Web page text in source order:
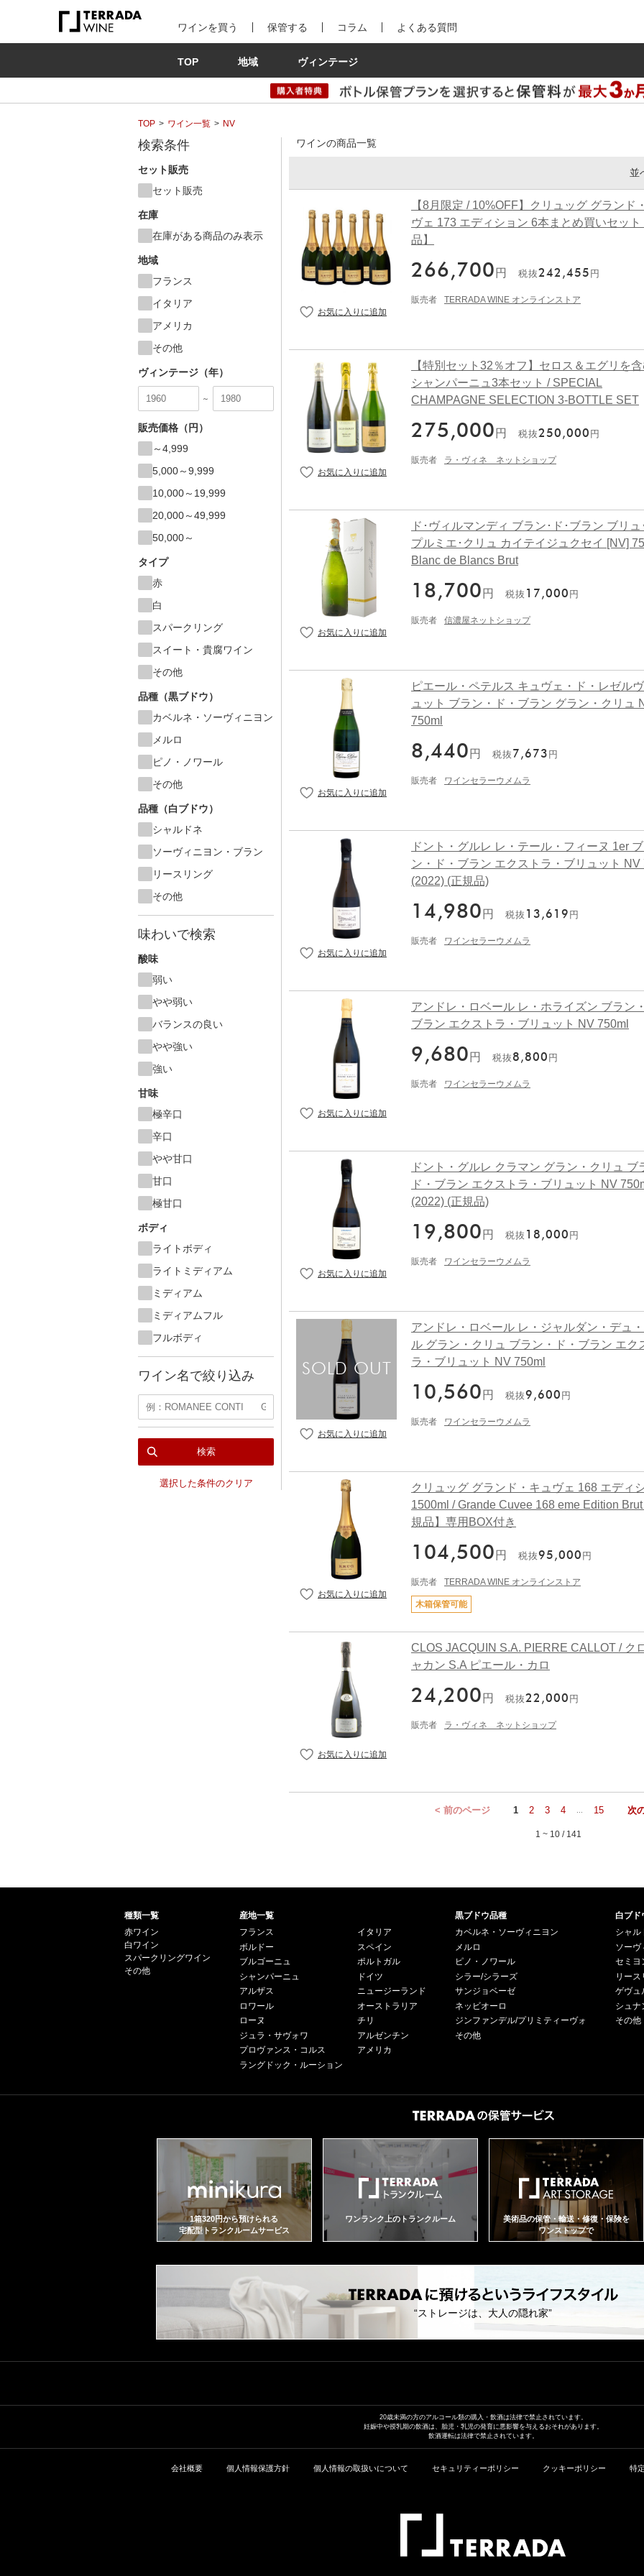
ワインを買う 保管する コラム よくある質問
TOP 地域 ヴィンテージ
TOP ワイン一覧 NV
検索条件
セット販売
セット販売
在庫
在庫がある商品のみ表示
地域
フランス
イタリア
アメリカ
その他
ヴィンテージ（年）
～
販売価格（円）
～4,999
5,000～9,999
10,000～19,999
20,000～49,999
50,000～
タイプ
赤
白
スパークリング
スイート・貴腐ワイン
その他
品種（黒ブドウ）
カベルネ・ソーヴィニヨン
メルロ
ピノ・ノワール
その他
品種（白ブドウ）
シャルドネ
ソーヴィニヨン・ブラン
リースリング
その他
味わいで検索
酸味
弱い
やや弱い
バランスの良い
やや強い
強い
甘味
極辛口
辛口
やや甘口
甘口
極甘口
ボディ
ライトボディ
ライトミディアム
ミディアム
ミディアムフル
フルボディ
ワイン名で絞り込み
検索
選択した条件のクリア
ワインの商品一覧
並
【8月限定 / 10%OFF】クリュッグ グランド
ヴェ 173 エディション 6本まとめ買いセット
品】
266,700 円 税抜242,455 円
販売者 TERRADA WINE オンラインストア
【特別セット32％オフ】セロス＆エグリを
シャンパーニュ3本セット / SPECIAL
CHAMPAGNE SELECTION 3-BOTTLE SET
275,000 円 税抜250,000 円
販売者 ラ・ヴィネ ネットショップ
ド･ヴィルマンディ ブラン･ド･ブラン ブリュ
プルミエ･クリュ カイテイジュクセイ [NV]
Blanc de Blancs Brut
18,700 円 税抜 17,000 円
販売者 信濃屋ネットショップ
ピエール・ペテルス キュヴェ・ド・レゼルヴ
ュット ブラン・ド・ブラン グラン・クリュ
750ml
8,440 円 税抜 7,673 円
販売者 ワインセラーウメムラ
ドント・グルレ レ・テール・フィーヌ 1er
ン・ド・ブラン エクストラ・ブリュット NV
(2022) (正規品)
14,980 円 税抜 13,619 円
販売者 ワインセラーウメムラ
アンドレ・ロベール レ・ホライズン ブラン
ブラン エクストラ・ブリュット NV 750ml
9,680 円 税抜 8,800 円
販売者 ワインセラーウメムラ
ドント・グルレ クラマン グラン・クリュ ブ
ド・ブラン エクストラ・ブリュット NV
(2022) (正規品)
19,800 円 税抜 18,000 円
販売者 ワインセラーウメムラ
アンドレ・ロベール レ・ジャルダン・デュ
ル グラン・クリュ ブラン・ド・ブラン エク
ラ・ブリュット NV 750ml
10,560 円 税抜9,600 円
販売者 ワインセラーウメムラ
クリュッグ グランド・キュヴェ 168 エディ
1500ml / Grande Cuvee 168 eme Edition
規品】専用BOX付き
104,500 円 税抜95,000 円
販売者 TERRADA WINE オンラインストア
木箱保管可能
CLOS JACQUIN S.A. PIERRE CALLOT / ク
ャカン S.A ピエール・カロ
24,200 円 税抜22,000 円
販売者 ラ・ヴィネ ネットショップ
< 前のページ 1 2 3 4 15 次
1 ~ 10 / 141
種類一覧
赤ワイン
白ワイン
スパークリングワイン
その他
産地一覧
フランス
ボルドー
ブルゴーニュ
シャンパーニュ
アルザス
ロワール
ローヌ
ジュラ・サヴォワ
プロヴァンス・コルス
ラングドック・ルーション
イタリア
スペイン
ポルトガル
ドイツ
ニュージーランド
オーストラリア
チリ
アルゼンチン
アメリカ
黒ブドウ品種
カベルネ・ソーヴィニヨン
メルロ
ピノ・ノワール
シラー/シラーズ
サンジョベーゼ
ネッビオーロ
ジンファンデル/プリミティーヴォ
その他
白ブド
シャル
ソーヴ
セミヨ
リース
ゲヴュ
シュナ
その他
1箱320円から預けられる
宅配型トランクルームサービス
ワンランク上のトランクルーム
美術品の保管・輸送・修復・保険を
ワンストップで
“ストレージは、大人の隠れ家”
20歳未満の方のアルコール類の購入・飲酒は法律で禁止されています。
妊娠中や授乳期の飲酒は、胎児・乳児の発育に悪影響を与えるおそれがあります。
飲酒運転は法律で禁止されています。
会社概要 個人情報保護方針 個人情報の取扱いについて セキュリティーポリシー クッキーポリシー 特